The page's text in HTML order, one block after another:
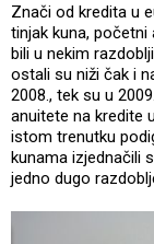
Znači od kredita u
tinjak kuna,
bili u nekim
ostali su niži čak i
2008., tek su u
anuitete na kredite
istom trenutku
kunama izjednačili
jedno dugo